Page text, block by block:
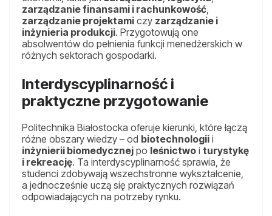
zarządzanie finansami i rachunkowość,
zarządzanie projektami czy zarządzanie i
inżynieria produkcji. Przygotowują one
absolwentów do pełnienia funkcji menedżerskich w
różnych sektorach gospodarki.
Interdyscyplinarność i
praktyczne przygotowanie
Politechnika Białostocka oferuje kierunki, które łączą
różne obszary wiedzy – od biotechnologii i
inżynierii biomedycznej po leśnictwo i turystykę
i rekreację. Ta interdyscyplinarność sprawia, że
studenci zdobywają wszechstronne wykształcenie,
a jednocześnie uczą się praktycznych rozwiązań
odpowiadających na potrzeby rynku.